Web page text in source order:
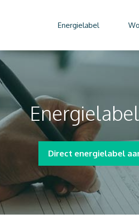
Energielabel
Direct energielabel